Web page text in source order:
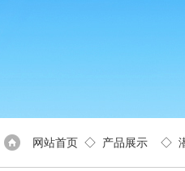
网站首页 ◇ 产品展示 ◇